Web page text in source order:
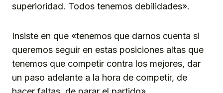
superioridad. Todos tenemos debilidades».
Insiste en que «tenemos que darnos cuenta si
queremos seguir en estas posiciones altas que
tenemos que competir contra los mejores, dar
un paso adelante a la hora de competir, de